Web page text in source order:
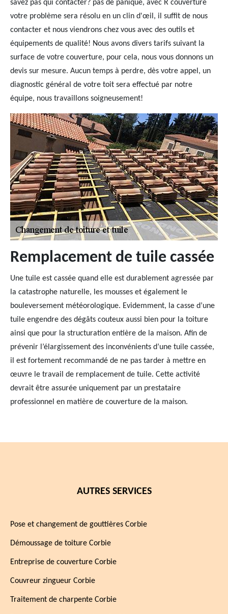
savez pas qui contacter? pas de panique, avec R couverture
votre problème sera résolu en un clin d'œil, il suffit de nous
contacter et nous viendrons chez vous avec des outils et
équipements de qualité! Nous avons divers tarifs suivant la
surface de votre couverture, pour cela, nous vous donnons un
devis sur mesure. Aucun temps à perdre, dès votre appel, un
diagnostic général de votre toit sera effectué par notre
équipe, nous travaillons soigneusement!
Remplacement de tuile cassée
Une tuile est cassée quand elle est durablement agressée par
la catastrophe naturelle, les mousses et également le
bouleversement météorologique. Evidemment, la casse d’une
tuile engendre des dégâts couteux aussi bien pour la toiture
ainsi que pour la structuration entière de la maison. Afin de
prévenir l’élargissement des inconvénients d’une tuile cassée,
il est fortement recommandé de ne pas tarder à mettre en
œuvre le travail de remplacement de tuile. Cette activité
devrait être assurée uniquement par un prestataire
professionnel en matière de couverture de la maison.
AUTRES SERVICES
Pose et changement de gouttières Corbie
Démoussage de toiture Corbie
Entreprise de couverture Corbie
Couvreur zingueur Corbie
Traitement de charpente Corbie